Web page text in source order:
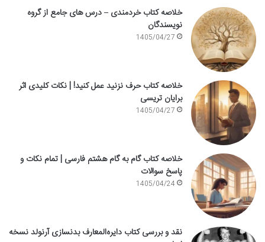
خلاصه کتاب خردمندی – درس های جامع از گروه
نویسندگان
1405/04/27
خلاصه کتاب حرف نزنید عمل کنید! | نکات کلیدی اثر
برایان تریسی
1405/04/27
خلاصه کتاب گام به گام هشتم فارسی | تمام نکات و
پاسخ سوالات
1405/04/24
نقد و بررسی کتاب دایره‌المعارف بدنسازی آرنولد نسخه